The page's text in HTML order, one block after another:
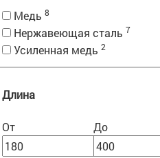
Медь 8
Нержавеющая сталь 7
Усиленная медь 2
Длина
От До